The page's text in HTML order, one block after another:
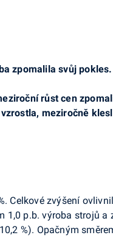
zpomalila svůj
růst cen
meziročně
Celkové zvýšení
p.b. výroba strojů
%). Opačným